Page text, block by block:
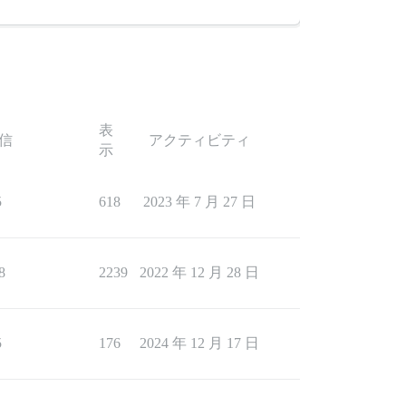
表
示
アクティビティ
618 2023 年 7 月 27 日
2239 2022 年 12 月 28 日
176 2024 年 12 月 17 日